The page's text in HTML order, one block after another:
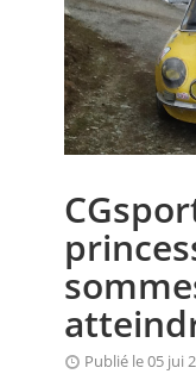
EVÈNEMENTS
CALENDRIER
FOCUS
ANNUAIRES
PETITES
Publié le 05 jui